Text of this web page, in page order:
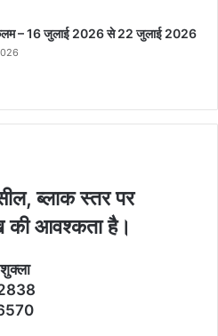
– 16 जुलाई 2026 से 22 जुलाई 2026
ब्‍लाक स्‍तर पर
की आवश्‍कता है।